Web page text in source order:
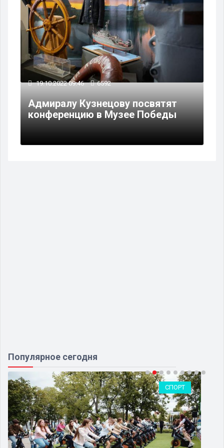
19.10.2022 09:46 6592
Адмиралу Кузнецову посвятят
конференцию в Музее Победы
Популярное сегодня
СПОРТ